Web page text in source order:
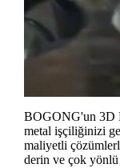
BOGONG'un 3D
metal işçiliğinizi
maliyetli
derin ve çok